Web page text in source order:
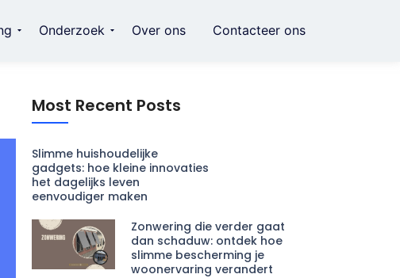
Onderzoek Over ons Contacteer ons
Most Recent Posts
Slimme huishoudelijke
gadgets: hoe kleine innovaties
het dagelijks leven
eenvoudiger maken
Zonwering die verder gaat
dan schaduw: ontdek hoe
slimme bescherming je
woonervaring verandert